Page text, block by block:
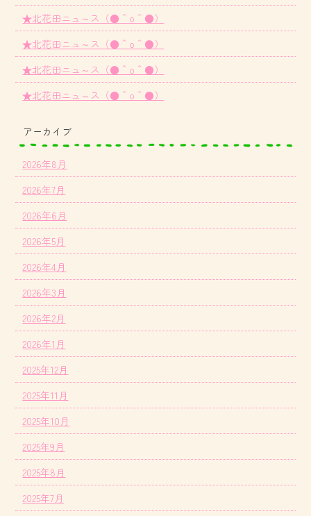
★北花田ニュ～ス（●＾o＾●）
★北花田ニュ～ス（●＾o＾●）
★北花田ニュ～ス（●＾o＾●）
★北花田ニュ～ス（●＾o＾●）
アーカイブ
2026年8月
2026年7月
2026年6月
2026年5月
2026年4月
2026年3月
2026年2月
2026年1月
2025年12月
2025年11月
2025年10月
2025年9月
2025年8月
2025年7月